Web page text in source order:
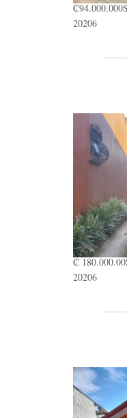
₡94.000.000
20206
₡ 180.000.00
20206